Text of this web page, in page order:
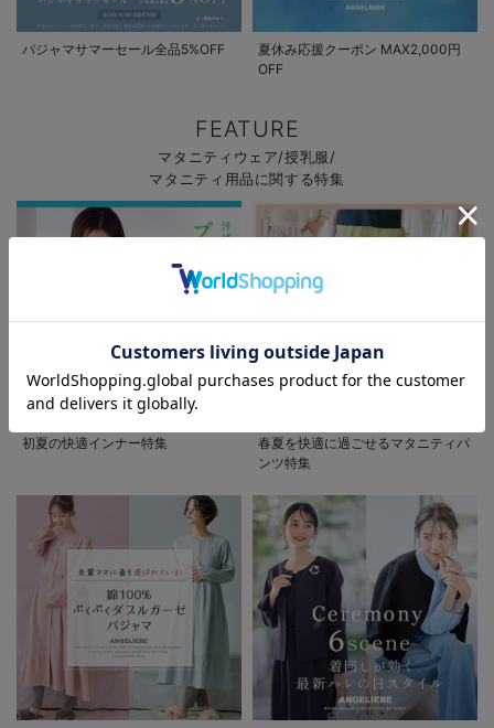
お気に入り商品を確認する
パジャマサマーセール全品5%OFF
夏休み応援クーポン MAX2,000円
OFF
FEATURE
マタニティウェア/授乳服/
マタニティ用品に関する特集
初夏の快適インナー特集
春夏を快適に過ごせるマタニティパ
ンツ特集